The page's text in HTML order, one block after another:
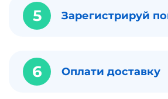
5 Зарегистрируй
6 Оплати доставку